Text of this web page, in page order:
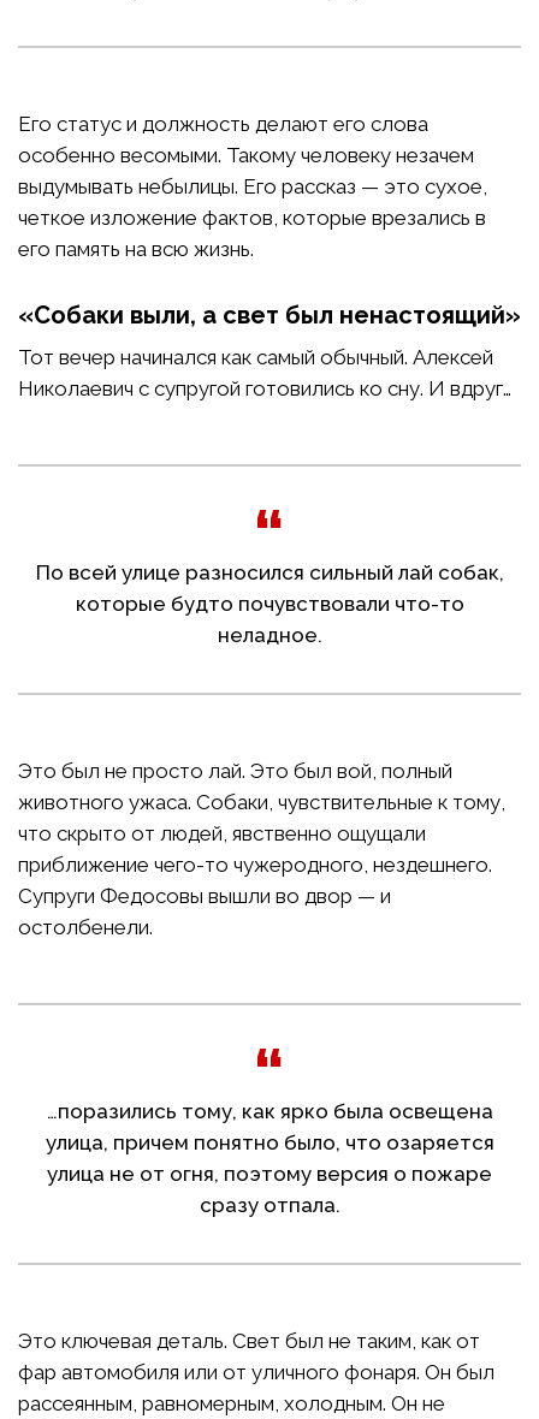
Его статус и должность делают его слова
особенно весомыми. Такому человеку незачем
выдумывать небылицы. Его рассказ — это сухое,
четкое изложение фактов, которые врезались в
его память на всю жизнь.
«Собаки выли, а свет был ненастоящий»
Тот вечер начинался как самый обычный. Алексей
Николаевич с супругой готовились ко сну. И вдруг…
По всей улице разносился сильный лай собак,
которые будто почувствовали что-то
неладное.
Это был не просто лай. Это был вой, полный
животного ужаса. Собаки, чувствительные к тому,
что скрыто от людей, явственно ощущали
приближение чего-то чужеродного, нездешнего.
Супруги Федосовы вышли во двор — и
остолбенели.
…поразились тому, как ярко была освещена
улица, причем понятно было, что озаряется
улица не от огня, поэтому версия о пожаре
сразу отпала.
Это ключевая деталь. Свет был не таким, как от
фар автомобиля или от уличного фонаря. Он был
рассеянным, равномерным, холодным. Он не